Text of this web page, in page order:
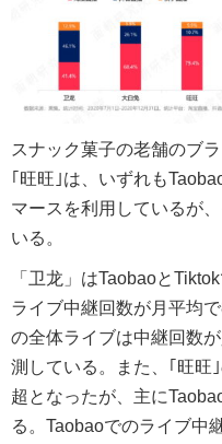
スナック菓子の老舗のブ
｢旺旺｣は、いずれも
マースを利用しているが
いる。
「卫龙」はTaobaoと
ライブ中継回数が月平均
の全体ライブは中継回数
測している。また、｢旺旺
超となったが、主に
る。Taobaoでのライブ中